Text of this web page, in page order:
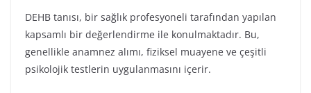
DEHB tanısı, bir sağlık profesyoneli tarafından yapılan
kapsamlı bir değerlendirme ile konulmaktadır. Bu,
genellikle anamnez alımı, fiziksel muayene ve çeşitli
psikolojik testlerin uygulanmasını içerir.